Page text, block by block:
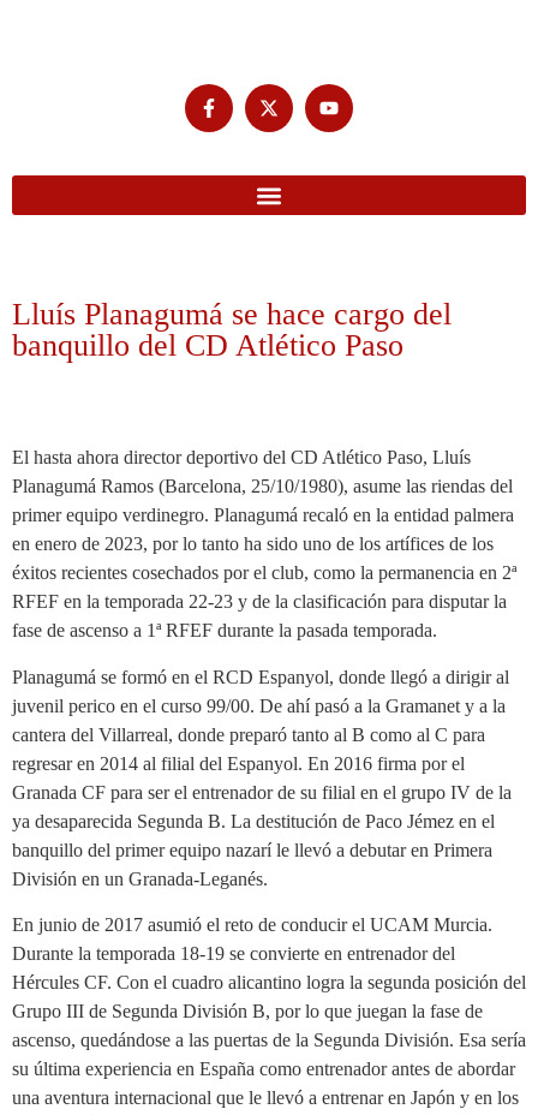
Lluís Planagumá se hace cargo del
banquillo del CD Atlético Paso
El hasta ahora director deportivo del CD Atlético Paso, Lluís
Planagumá Ramos (Barcelona, 25/10/1980), asume las riendas del
primer equipo verdinegro. Planagumá recaló en la entidad palmera
en enero de 2023, por lo tanto ha sido uno de los artífices de los
éxitos recientes cosechados por el club, como la permanencia en 2ª
RFEF en la temporada 22-23 y de la clasificación para disputar la
fase de ascenso a 1ª RFEF durante la pasada temporada.
Planagumá se formó en el RCD Espanyol, donde llegó a dirigir al
juvenil perico en el curso 99/00. De ahí pasó a la Gramanet y a la
cantera del Villarreal, donde preparó tanto al B como al C para
regresar en 2014 al filial del Espanyol. En 2016 firma por el
Granada CF para ser el entrenador de su filial en el grupo IV de la
ya desaparecida Segunda B. La destitución de Paco Jémez en el
banquillo del primer equipo nazarí le llevó a debutar en Primera
División en un Granada-Leganés.
En junio de 2017 asumió el reto de conducir el UCAM Murcia.
Durante la temporada 18-19 se convierte en entrenador del
Hércules CF. Con el cuadro alicantino logra la segunda posición del
Grupo III de Segunda División B, por lo que juegan la fase de
ascenso, quedándose a las puertas de la Segunda División. Esa sería
su última experiencia en España como entrenador antes de abordar
una aventura internacional que le llevó a entrenar en Japón y en los